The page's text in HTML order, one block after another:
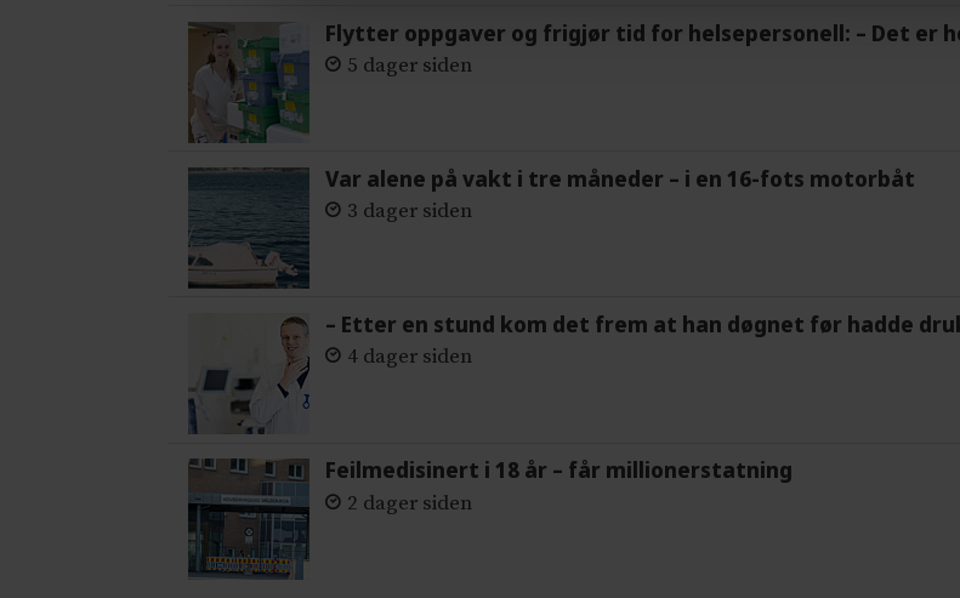
Flytter oppgaver og frigjør tid for helsepersonell: – Det er
5 dager siden
Var alene på vakt i tre måneder – i en 16-fots motorbåt
3 dager siden
– Etter en stund kom det frem at han døgnet før hadde
4 dager siden
Feilmedisinert i 18 år – får millionerstatning
2 dager siden